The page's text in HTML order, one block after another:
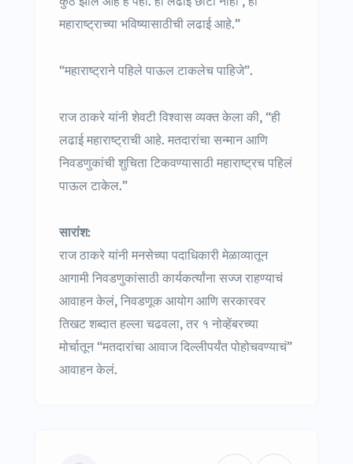
महाराष्ट्राच्या भविष्यासाठीची लढाई आहे.”
“महाराष्ट्राने पहिले पाऊल टाकलेच पाहिजे”.
राज ठाकरे यांनी शेवटी विश्वास व्यक्त केला की, “ही
लढाई महाराष्ट्राची आहे. मतदारांचा सन्मान आणि
निवडणुकांची शुचिता टिकवण्यासाठी महाराष्ट्रच पहिलं
पाऊल टाकेल.”
सारांश:
राज ठाकरे यांनी मनसेच्या पदाधिकारी मेळाव्यातून
आगामी निवडणुकांसाठी कार्यकर्त्यांना सज्ज राहण्याचं
आवाहन केलं, निवडणूक आयोग आणि सरकारवर
तिखट शब्दात हल्ला चढवला, तर १ नोव्हेंबरच्या
मोर्चातून “मतदारांचा आवाज दिल्लीपर्यंत पोहोचवण्याचं”
आवाहन केलं.